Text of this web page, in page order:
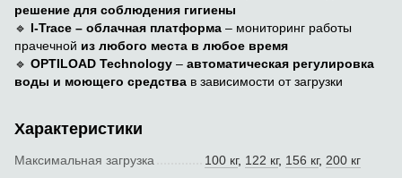
решение для соблюдения гигиены
🔹 I-Trace – облачная платформа – мониторинг работы
прачечной из любого места в любое время
🔹 OPTILOAD Technology – автоматическая регулировка
воды и моющего средства в зависимости от загрузки
Характеристики
Максимальная загрузка 100 кг, 122 кг, 156 кг, 200 кг